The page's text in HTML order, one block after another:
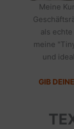
Meine
als
meine
und
GIB